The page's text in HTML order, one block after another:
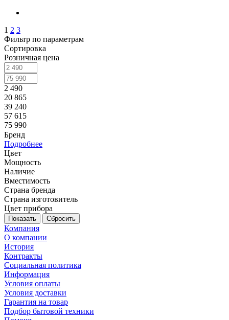
1 2 3
Фильтр по параметрам
Сортировка
Розничная цена
2 490
20 865
39 240
57 615
75 990
Бренд
Подробнее
Цвет
Мощность
Наличие
Вместимость
Страна бренда
Страна изготовитель
Цвет прибора
Сбросить
Компания
О компании
История
Контракты
Социальная политика
Информация
Условия оплаты
Условия доставки
Гарантия на товар
Подбор бытовой техники